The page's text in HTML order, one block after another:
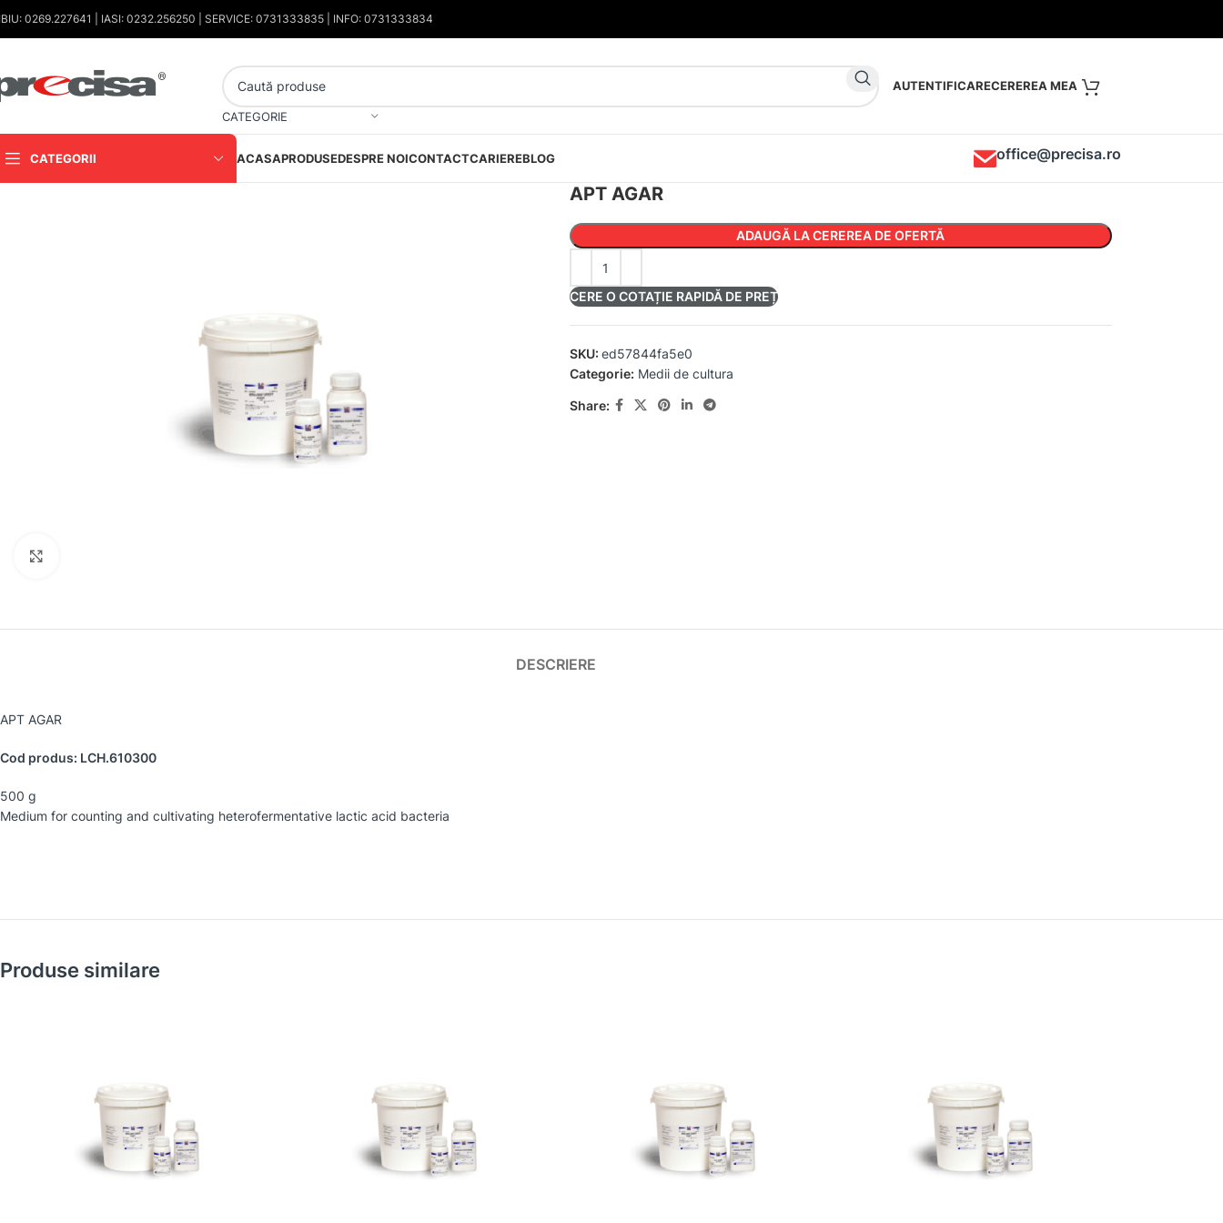
0269.227641 | IASI: 0232.256250 | SERVICE: 0731333835 | INFO: 0731333834
CATEGORIE
AUTENTIFICARE
CATEGORII ACASAPRODUSEDESPRE NOICONTACTCARIEREBLOG office@precisa.ro
APT AGAR
ADAUGĂ LA CEREREA DE OFERTĂ
CERE O COTAȚIE RAPIDĂ DE PREȚ
SKU: ed57844fa5e0
Categorie: Medii de cultura
Share:
DESCRIERE
APT AGAR
Cod produs: LCH.610300
500 g
Medium for counting and cultivating heterofermentative lactic acid bacteria
Produse similare